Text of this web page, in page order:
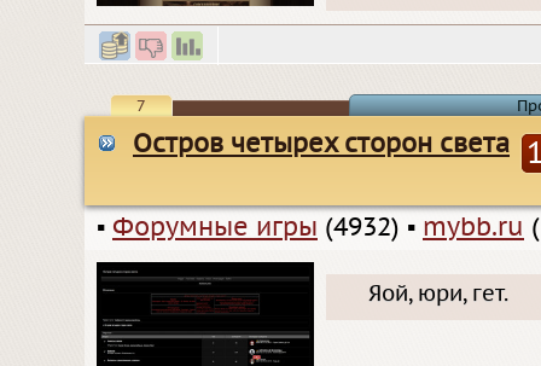
7
Остров четырех сторон света
▪ Форумные игры (4932) ▪ mybb.ru
Яой, юри, гет.